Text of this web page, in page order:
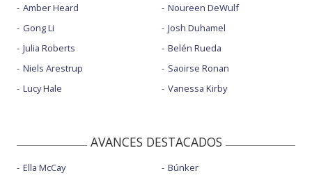
Amber Heard
Gong Li
Julia Roberts
Niels Arestrup
Lucy Hale
Noureen DeWulf
Josh Duhamel
Belén Rueda
Saoirse Ronan
Vanessa Kirby
AVANCES DESTACADOS
Ella McCay
Búnker